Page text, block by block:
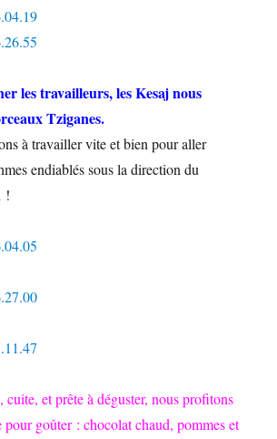
les travailleurs, les Kesaj nous
Tziganes.
à travailler vite et bien pour aller
endiablés sous la direction du
!
cuite, et prête à déguster, nous profitons
pour goûter : chocolat chaud, pommes et